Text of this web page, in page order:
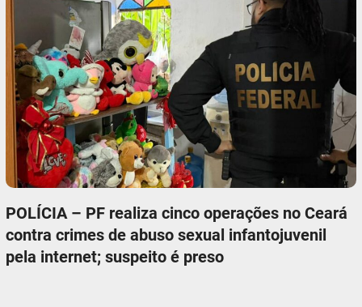
POLÍCIA – PF realiza cinco operações no Ceará
contra crimes de abuso sexual infantojuvenil
pela internet; suspeito é preso